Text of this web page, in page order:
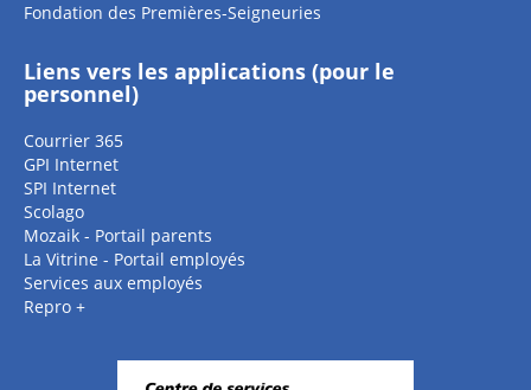
Fondation des Premières-Seigneuries
Liens vers les applications (pour le
personnel)
Courrier 365
GPI Internet
SPI Internet
Scolago
Mozaik - Portail parents
La Vitrine - Portail employés
Services aux employés
Repro +